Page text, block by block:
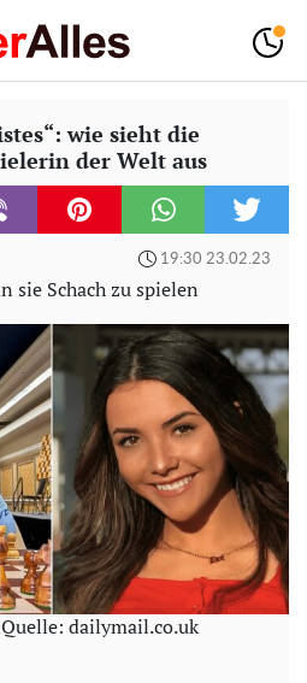
wie sieht die
der Welt aus
19:30 23.02.23
sie Schach zu spielen
dailymail.co.uk